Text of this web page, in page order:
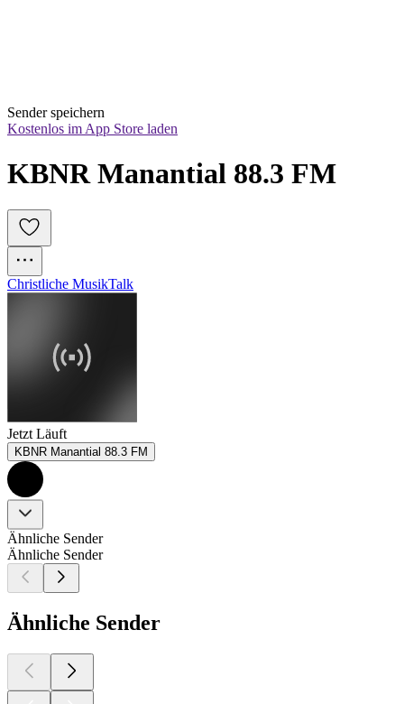
Sender speichern
Kostenlos im App Store laden
KBNR Manantial 88.3 FM
Christliche MusikTalk
Jetzt Läuft
KBNR Manantial 88.3 FM
Ähnliche Sender
Ähnliche Sender
Ähnliche Sender